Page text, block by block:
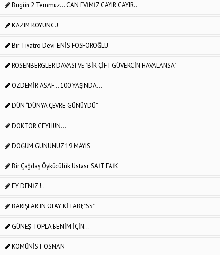
Bugün 2 Temmuz... CAN EVİMİZ CAYIR CAYIR...
KAZIM KOYUNCU
Bir Tiyatro Devi; ENİS FOSFOROĞLU
ROSENBERGLER DAVASI VE "BİR ÇİFT GÜVERCİN HAVALANSA"
ÖZDEMİR ASAF... 100 YAŞINDA...
DÜN “DÜNYA ÇEVRE GÜNÜYDÜ”
DOKTOR CEYHUN…
DOĞUM GÜNÜMÜZ 19 MAYIS
Bir Çağdaş Öykücülük Ustası; SAİT FAİK
EY DENİZ !..
BARIŞLAR'IN OLAY KİTABI; "SS"
GÜNEŞ TOPLA BENİM İÇİN…
KOMÜNİST OSMAN